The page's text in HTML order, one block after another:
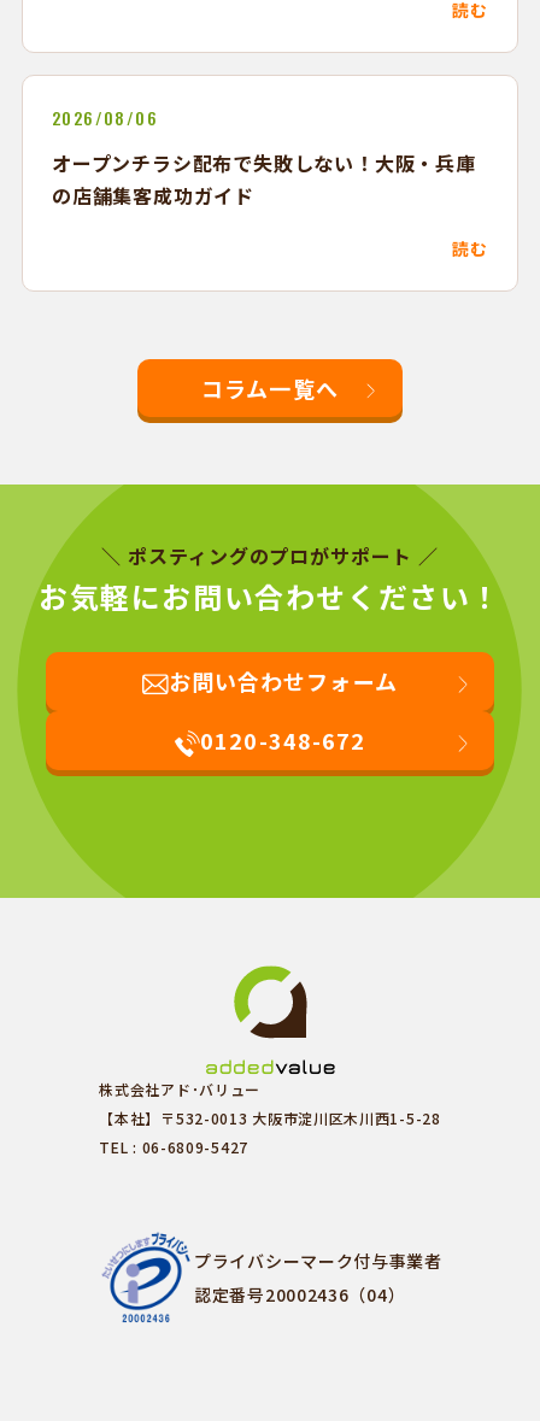
読む
2026/08/06
オープンチラシ配布で失敗しない！大阪・兵庫
の店舗集客成功ガイド
読む
コラム一覧へ
＼ ポスティングのプロがサポート ／
お気軽にお問い合わせください！
お問い合わせフォーム
0120-348-672
株式会社アド･バリュー
【本社】〒532-0013 大阪市淀川区木川西1-5-28
TEL : 06-6809-5427
プライバシーマーク付与事業者
認定番号20002436（04）